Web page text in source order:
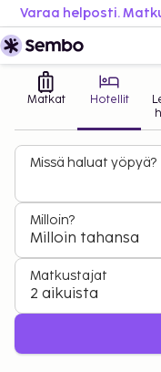
Matkat Hotellit
Missä haluat yöpyä?
Milloin?
Milloin tahansa
Matkustajat
2 aikuista